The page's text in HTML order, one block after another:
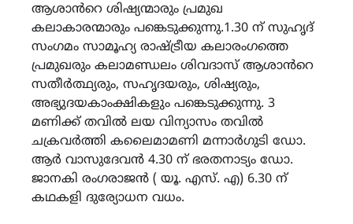
ആശാൻറെ ശിഷ്യന്മാരും പ്രമുഖ
കലാകാരന്മാരും പങ്കെടുക്കുന്നു.1.30 ന് സുഹൃദ്
സംഗമം സാമൂഹ്യ രാഷ്ട്രീയ കലാരംഗത്തെ
പ്രമുഖരും കലാമണ്ഡലം ശിവദാസ് ആശാൻറെ
സതീർത്ഥ്യരും, സഹൃദയരും, ശിഷ്യരും,
അഭ്യുദയകാംക്ഷികളും പങ്കെടുക്കുന്നു. 3
മണിക്ക് തവിൽ ലയ വിന്യാസം തവിൽ
ചക്രവർത്തി കലൈമാമണി മന്നാർഗുടി ഡോ.
ആർ വാസുദേവൻ 4.30 ന് ഭരതനാട്യം ഡോ.
ജാനകി രംഗരാജൻ ( യൂ. എസ്. എ) 6.30 ന്
കഥകളി ദുര്യോധന വധം.